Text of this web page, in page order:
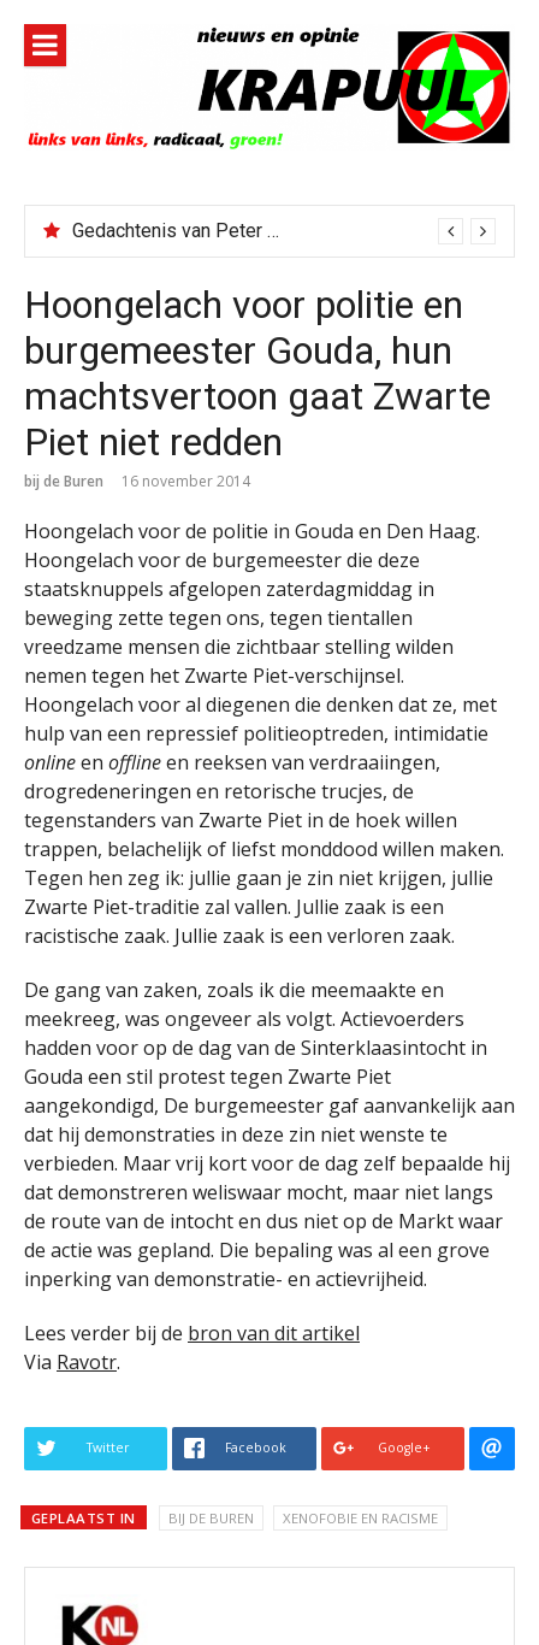
inhoud
Gedachtenis van Peter Faber
Hoongelach voor politie en
burgemeester Gouda, hun
machtsvertoon gaat Zwarte
Piet niet redden
bij de Buren 16 november 2014
Hoongelach voor de politie in Gouda en Den Haag.
Hoongelach voor de burgemeester die deze
staatsknuppels afgelopen zaterdagmiddag in
beweging zette tegen ons, tegen tientallen
vreedzame mensen die zichtbaar stelling wilden
nemen tegen het Zwarte Piet-verschijnsel.
Hoongelach voor al diegenen die denken dat ze, met
hulp van een repressief politieoptreden, intimidatie
onlineen offlineen reeksen van verdraaiingen,
drogredeneringen en retorische trucjes, de
tegenstanders van Zwarte Piet in de hoek willen
trappen, belachelijk of liefst monddood willen maken.
Tegen hen zeg ik: jullie gaan je zin niet krijgen, jullie
Zwarte Piet-traditie zal vallen. Jullie zaak is een
racistische zaak. Jullie zaak is een verloren zaak.
De gang van zaken, zoals ik die meemaakte en
meekreeg, was ongeveer als volgt. Actievoerders
hadden voor op de dag van de Sinterklaasintocht in
Gouda een stil protest tegen Zwarte Piet
aangekondigd, De burgemeester gaf aanvankelijk aan
dat hij demonstraties in deze zin niet wenste te
verbieden. Maar vrij kort voor de dag zelf bepaalde hij
dat demonstreren weliswaar mocht, maar niet langs
de route van de intocht en dus niet op de Markt waar
de actie was gepland. Die bepaling was al een grove
inperking van demonstratie- en actievrijheid.
Lees verder bij de bron van dit artikel
Via Ravotr.
Twitter Facebook Google+
GEPLAATST IN BIJ DE BUREN XENOFOBIE EN RACISME